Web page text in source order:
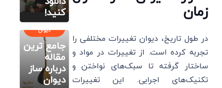
زمان
در طول تاریخ، دیوان تغییرات مختلفی را
تجربه کرده است. از تغییرات در مواد و
ساختار گرفته تا سبک‌های نواختن و
تکنیک‌های اجرایی. این تغییرات
کنید!
آموزش آنلاین
دیوان
جامع ترین
مقاله
درباره ساز
دیوان